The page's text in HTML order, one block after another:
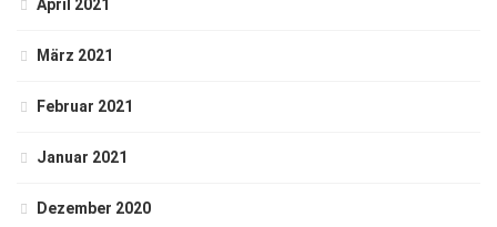
April 2021
März 2021
Februar 2021
Januar 2021
Dezember 2020